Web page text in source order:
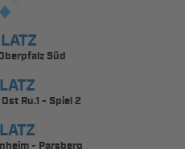
Süd
Ru.1 - Spiel 2
- Parsberg